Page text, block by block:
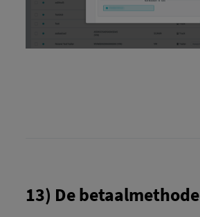
13) De betaalmethode